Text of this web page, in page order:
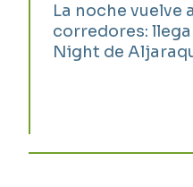
La noche vuelve
corredores:
Night de